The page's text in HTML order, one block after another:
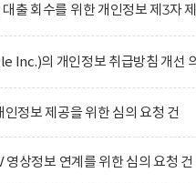
출 회수를 위한 개인정보 제3자
Inc.)의 개인정보 취급방침 개선
정보 제공을 위한 심의 요청 건
영상정보 연계를 위한 심의 요청 건